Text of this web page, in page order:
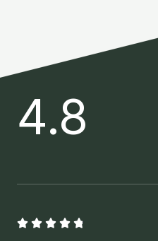
4.8
    